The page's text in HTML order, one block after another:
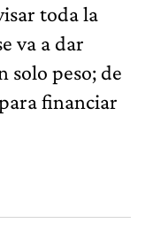
toda la
va a dar
solo peso; de
financiar